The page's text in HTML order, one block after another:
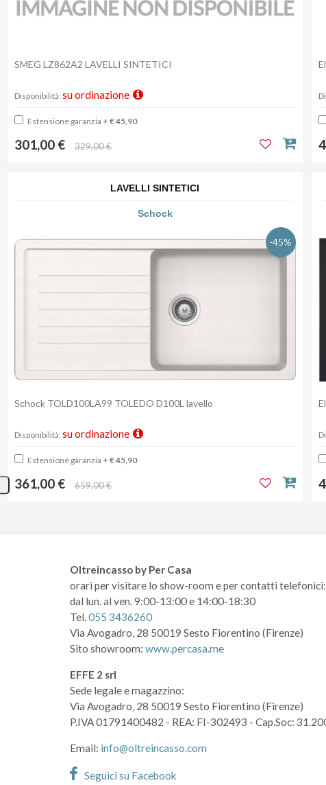
SMEG LZ862A2 LAVELLI SINTETICI
Disponibilità: su ordinazione
Estensione garanzia + € 45,90
301,00 € 329,00 €
LAVELLI SINTETICI
Schock
-45%
Schock TOLD100LA99 TOLEDO D100L lavello
Disponibilità: su ordinazione
Estensione garanzia + € 45,90
361,00 € 659,00 €
Oltreincasso by Per Casa
orari per visitare lo show-room e per contatti telefonici:
dal lun. al ven. 9:00-13:00 e 14:00-18:30
Tel.055 3436260
Via Avogadro, 28 50019 Sesto Fiorentino (Firenze)
Sito showroom: www.percasa.me
EFFE 2 srl
Sede legale e magazzino:
Via Avogadro, 28 50019 Sesto Fiorentino (Firenze)
P.IVA 01791400482 - REA: FI-302493 - Cap.Soc:
Email: info@oltreincasso.com
Seguici su Facebook